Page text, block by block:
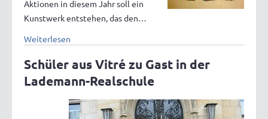
Aktionen in diesem Jahr soll ein
Kunstwerk entstehen, das den…
Weiterlesen
Schüler aus Vitré zu Gast in der
Lademann-Realschule